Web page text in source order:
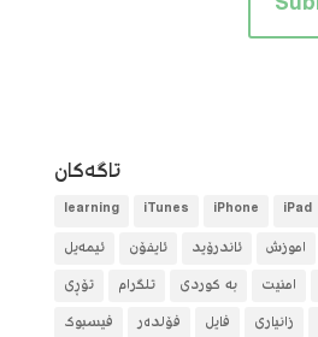
تاگه‌كان
iPad
iPhone
iTunes
learning
آموزش ئاندرۆید ئایفۆن
ئیمەیل
امنیت بە کوردی تلگرام
تۆڕی
زانیاری فایل فۆلده‌ر
فیسبوک